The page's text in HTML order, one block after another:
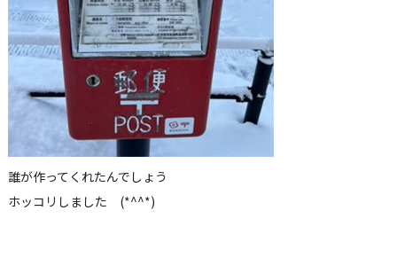
誰が作ってくれたんでしょう
ホッコリしました (*^^*)